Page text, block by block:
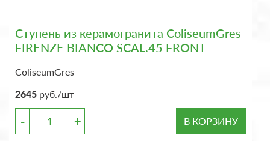
Ступень из керамогранита ColiseumGres
FIRENZE BIANCO SCAL.45 FRONT
ColiseumGres
2645 руб./шт
- + В КОРЗИНУ